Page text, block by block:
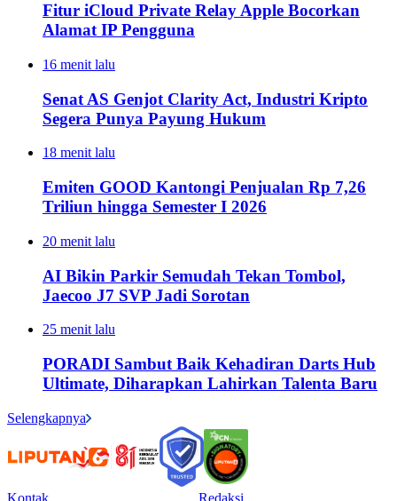
Fitur iCloud Private Relay Apple Bocorkan
Alamat IP Pengguna
16 menit lalu
Senat AS Genjot Clarity Act, Industri Kripto
Segera Punya Payung Hukum
18 menit lalu
Emiten GOOD Kantongi Penjualan Rp 7,26
Triliun hingga Semester I 2026
20 menit lalu
AI Bikin Parkir Semudah Tekan Tombol,
Jaecoo J7 SVP Jadi Sorotan
25 menit lalu
PORADI Sambut Baik Kehadiran Darts Hub
Ultimate, Diharapkan Lahirkan Talenta Baru
Selengkapnya
Kontak Redaksi